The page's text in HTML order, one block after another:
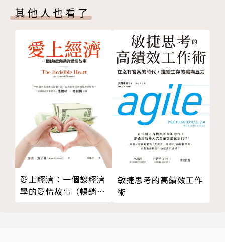
照自己的需求選擇使用。也提供放鬆呼吸肌群的方式，
伸展因姿勢不良而萎縮、緊繃的肌肉，讓胸廓更有空
間。需要超強專注力、敏銳判斷力的時候，就靠超呼吸
來讓大腦全面啟動吧！
作者簡介
關根朝之
hu-ReVo股份有限公司董事長。一般社團法人Wish董
事長。前職業自由搏擊選手。正念冥想演講者。
1988年生於琦玉縣戶田市，國中小學時期曾經被霸
Q6 突然感到焦躁的時候
Q7 無法消除疲勞的時候
Q9 有點憂鬱、失去幹勁的時候
Q10 人際關係不順利的時候
第３章 大腦功能顯著提升！超呼吸法的機制
超呼吸法如何鍛鍊大腦？
大腦呈現缺氧狀態的四大原因
多工處理會引起大腦疲勞以及記憶力減弱
以大腦功能分析粗心大意的原因
單純發呆的思緒漫遊也會造成疲勞
消除腦缺氧、腦疲勞的超呼吸法
靠呼吸抑制海馬迴的萎縮
讓大腦從茫然轉換到認真專注的模式
其他人也看了
愛上經濟：一個談經濟
學的愛情故事（暢銷紀
敏捷思考的高績效工作
術